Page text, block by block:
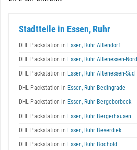
Stadtteile in Essen, Ruhr
DHL Packstation in Essen, Ruhr Altendorf
DHL Packstation in Essen, Ruhr Altenessen-Nord
DHL Packstation in Essen, Ruhr Altenessen-Süd
DHL Packstation in Essen, Ruhr Bedingrade
DHL Packstation in Essen, Ruhr Bergeborbeck
DHL Packstation in Essen, Ruhr Bergerhausen
DHL Packstation in Essen, Ruhr Beverdiek
DHL Packstation in Essen, Ruhr Bochold